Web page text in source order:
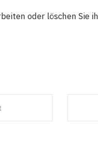
oder löschen Sie